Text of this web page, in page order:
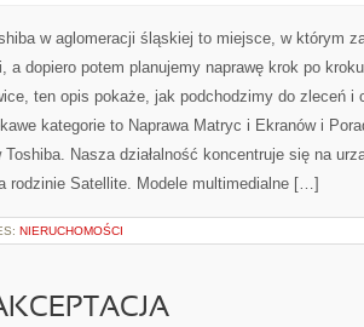
w aglomeracji śląskiej to miejsce, w którym
a dopiero potem planujemy naprawę krok po
ten opis pokaże, jak podchodzimy do zleceń i
kategorie to Naprawa Matryc i Ekranów i
Toshiba. Nasza działalność koncentruje się na
rodzinie Satellite. Modele multimedialne […]
NIERUCHOMOŚCI